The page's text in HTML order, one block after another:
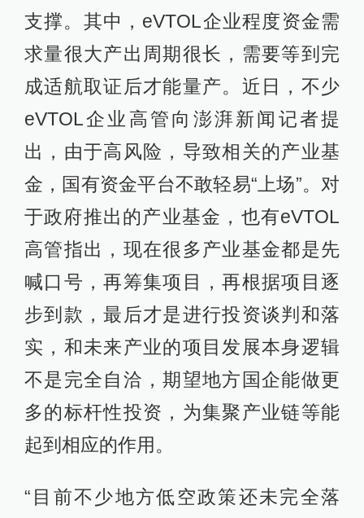
支撑。其中，eVTOL企业程度资金需
求量很大产出周期很长，需要等到完
成适航取证后才能量产。近日，不少
eVTOL企业高管向澎湃新闻记者提
出，由于高风险，导致相关的产业基
金，国有资金平台不敢轻易“上场”。对
于政府推出的产业基金，也有eVTOL
高管指出，现在很多产业基金都是先
喊口号，再筹集项目，再根据项目逐
步到款，最后才是进行投资谈判和落
实，和未来产业的项目发展本身逻辑
不是完全自洽，期望地方国企能做更
多的标杆性投资，为集聚产业链等能
起到相应的作用。
“目前不少地方低空政策还未完全落